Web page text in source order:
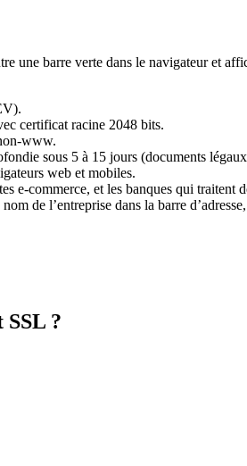
une barre verte dans le navigateur et
certificat racine 2048 bits.
www.
sous 5 à 15 jours (documents légaux
web et mobiles.
e-commerce, et les banques qui traitent
de l’entreprise dans la barre
?